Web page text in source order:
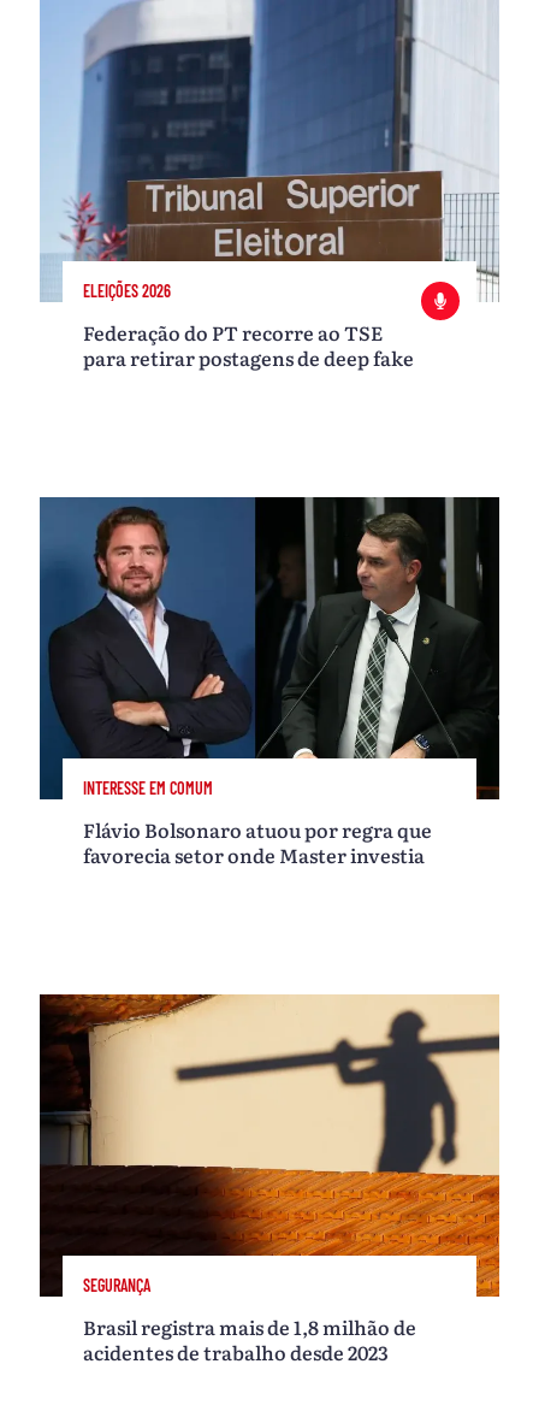
ELEIÇÕES 2026
Federação do PT recorre ao TSE
para retirar postagens de deep fake
INTERESSE EM COMUM
Flávio Bolsonaro atuou por regra que
favorecia setor onde Master investia
SEGURANÇA
Brasil registra mais de 1,8 milhão de
acidentes de trabalho desde 2023